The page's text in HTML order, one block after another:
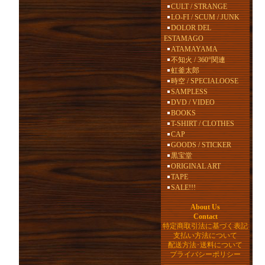
CULT / STRANGE
LO-FI / SCUM / JUNK
DOLOR DEL
ESTAMAGO
ATAMAYAMA
不知火 / 360°関連
虹釜太郎
時空 / SPECIALOOSE
SAMPLESS
DVD / VIDEO
BOOKS
T-SHIRT / CLOTHES
CAP
GOODS / STICKER
黒宝堂
ORIGINAL ART
TAPE
SALE!!!
About Us
Contact
特定商取引法に基づく表記
支払い方法について
配送方法･送料について
プライバシーポリシー